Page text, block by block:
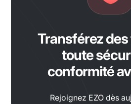
Transférez
toute
conformité
Rejoignez EZO dès